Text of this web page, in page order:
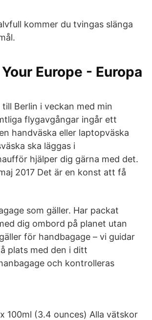
kommer du tvingas slänga
Europe - Europa
Berlin i veckan med min
flygavgångar ingår ett
handväska eller laptopväska
ska läggas i
hjälper dig gärna med det.
2017 Det är en konst att få
som gäller. Har packat
dig ombord på planet utan
för handbagage – vi guidar
plats med den i ditt
och kontrolleras
100ml (3.4 ounces) Alla vätskor